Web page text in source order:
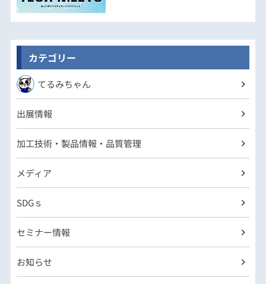
カテゴリー
てるみちゃん
出展情報
加工技術・製品情報・品質管理
メディア
SDGｓ
セミナー情報
お知らせ